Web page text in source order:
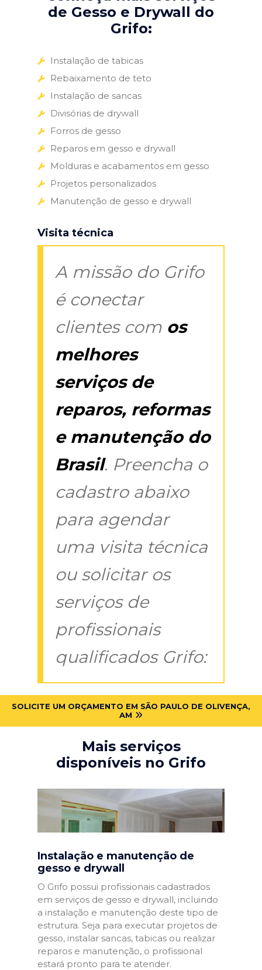
de Gesso e Drywall do
Grifo:
Instalação de tabicas
Rebaixamento de teto
Instalação de sancas
Divisórias de drywall
Forros de gesso
Reparos em gesso e drywall
Molduras e acabamentos em gesso
Projetos personalizados
Manutenção de gesso e drywall
Visita técnica
A missão do Grifo
é conectar
clientes com os
melhores
serviços de
reparos, reformas
e manutenção do
Brasil. Preencha o
cadastro abaixo
para agendar
uma visita técnica
ou solicitar os
serviços de
profissionais
qualificados Grifo:
SOLICITE UM ORÇAMENTO EM SÃO PAULO DE OLIVENÇA,
AM
Mais serviços
disponíveis no Grifo
Instalação e manutenção de
gesso e drywall
O Grifo possui profissionais cadastrados
em serviços de gesso e drywall, incluindo
a instalação e manutenção deste tipo de
estrutura. Seja para executar projetos de
gesso, instalar sancas, tabicas ou realizar
reparos e manutenção, o profissional
estará pronto para te atender.